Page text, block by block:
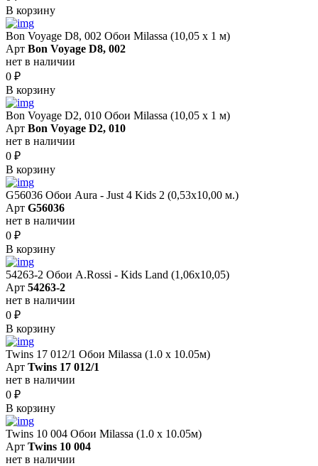
В корзину
Bon Voyage D8, 002 Обои Milassa (10,05 х 1 м)
Арт Bon Voyage D8, 002
нет в наличии
0 ₽
В корзину
Bon Voyage D2, 010 Обои Milassa (10,05 х 1 м)
Арт Bon Voyage D2, 010
нет в наличии
0 ₽
В корзину
G56036 Обои Aura - Just 4 Kids 2 (0,53х10,00 м.)
Арт G56036
нет в наличии
0 ₽
В корзину
54263-2 Обои A.Rossi - Kids Land (1,06x10,05)
Арт 54263-2
нет в наличии
0 ₽
В корзину
Twins 17 012/1 Обои Milassa (1.0 х 10.05м)
Арт Twins 17 012/1
нет в наличии
0 ₽
В корзину
Twins 10 004 Обои Milassa (1.0 х 10.05м)
Арт Twins 10 004
нет в наличии